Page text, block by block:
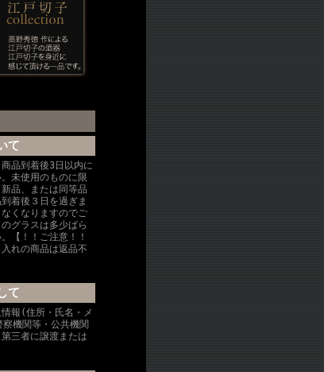
て
品到着後3日以内に
未使用のものに限
品、または同等品
着後３日を過ぎま
くなりますのでご
グラスは多少ばら
【！！ご注意！！
れの商品は返品不
て
報(住所・氏名・メ
機関等・公共機関
三者に譲渡または